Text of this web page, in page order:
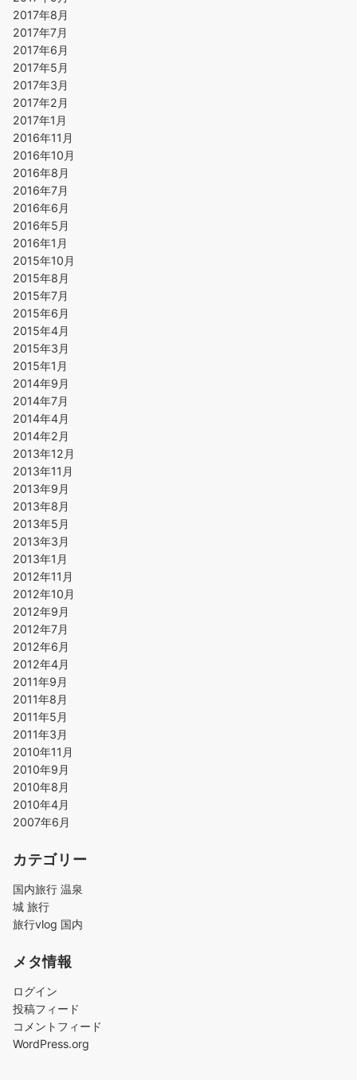
2017年8月
2017年7月
2017年6月
2017年5月
2017年3月
2017年2月
2017年1月
2016年11月
2016年10月
2016年8月
2016年7月
2016年6月
2016年5月
2016年1月
2015年10月
2015年8月
2015年7月
2015年6月
2015年4月
2015年3月
2015年1月
2014年9月
2014年7月
2014年4月
2014年2月
2013年12月
2013年11月
2013年9月
2013年8月
2013年5月
2013年3月
2013年1月
2012年11月
2012年10月
2012年9月
2012年7月
2012年6月
2012年4月
2011年9月
2011年8月
2011年5月
2011年3月
2010年11月
2010年9月
2010年8月
2010年4月
2007年6月
カテゴリー
国内旅行 温泉
城 旅行
旅行vlog 国内
メタ情報
ログイン
投稿フィード
コメントフィード
WordPress.org